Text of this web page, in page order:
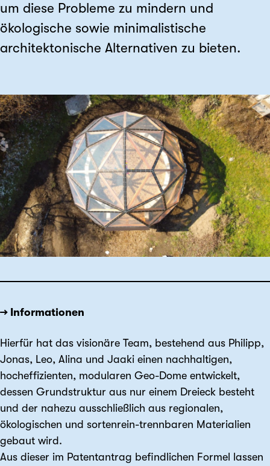
um diese Probleme zu mindern und
ökologische sowie minimalistische
architektonische Alternativen zu bieten.
→ Informationen
Hierfür hat das visionäre Team, bestehend aus Philipp,
Jonas, Leo, Alina und Jaaki einen nachhaltigen,
hocheffizienten, modularen Geo-Dome entwickelt,
dessen Grundstruktur aus nur einem Dreieck besteht
und der nahezu ausschließlich aus regionalen,
ökologischen und sortenrein-trennbaren Materialien
gebaut wird.
Aus dieser im Patentantrag befindlichen Formel lassen